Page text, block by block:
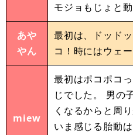
モジョもじょと
あや
やん
最初は、ドッド
コ！時にはウェ
miew
最初はポコポコ
じでした。 男の
くなるからと周
いま感じる胎動